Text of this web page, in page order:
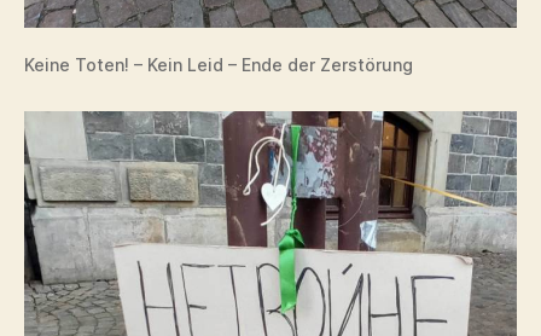
Keine Toten! – Kein Leid – Ende der Zerstörung